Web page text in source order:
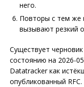
него.
Повторы с тем же
вызывают резкий
Существует черновик
состоянию на 2026-
Datatracker как
опубликованный